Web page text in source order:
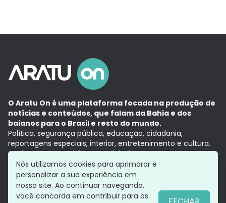
O Aratu On é uma plataforma focada na produção de
notícias e conteúdos, que falam da Bahia e dos
baianos para o Brasil e resto do mundo.
Política, segurança pública, educação, cidadania,
reportagens especiais, interior, entretenimento e cultura.
Aqui, tudo vira notícia e a notícia é no tempo presente,
com a credibilidade do Grupo Aratu.
Grupo Aratu
Política de privacidade
Nós utilizamos cookies para aprimorar e
personalizar a sua experiência em
nosso site. Ao continuar navegando,
você concorda em contribuir para os